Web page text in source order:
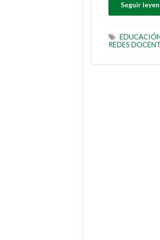
Seguir
REDES